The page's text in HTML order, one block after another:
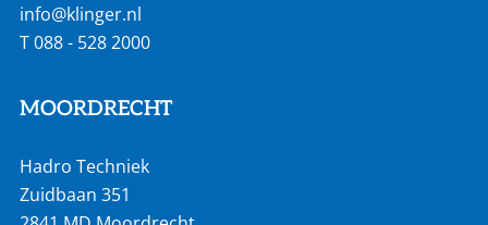
info@klinger.nl
T088 - 528 2000
MOORDRECHT
Hadro Techniek
Zuidbaan 351